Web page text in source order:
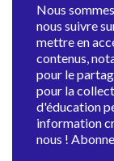
Nous
nous suivre
mettre en
contenus,
pour le
pour la
d'éducation
information
nous !